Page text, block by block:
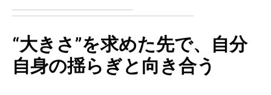
“大きさ”を求めた先で、自分
自身の揺らぎと向き合う